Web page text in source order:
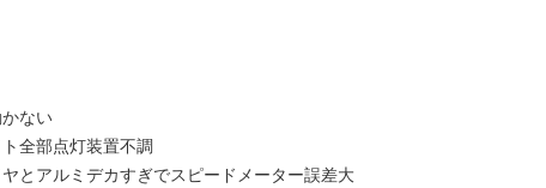
ない
全部点灯装置不調
とアルミデカすぎでスピードメーター誤差大